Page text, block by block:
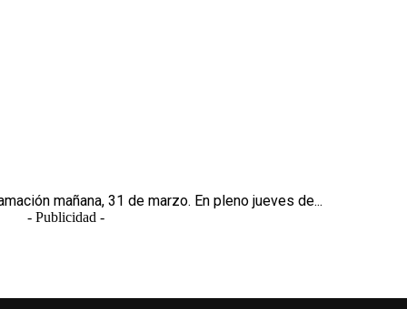
mañana, 31 de marzo. En pleno jueves de...
- Publicidad -